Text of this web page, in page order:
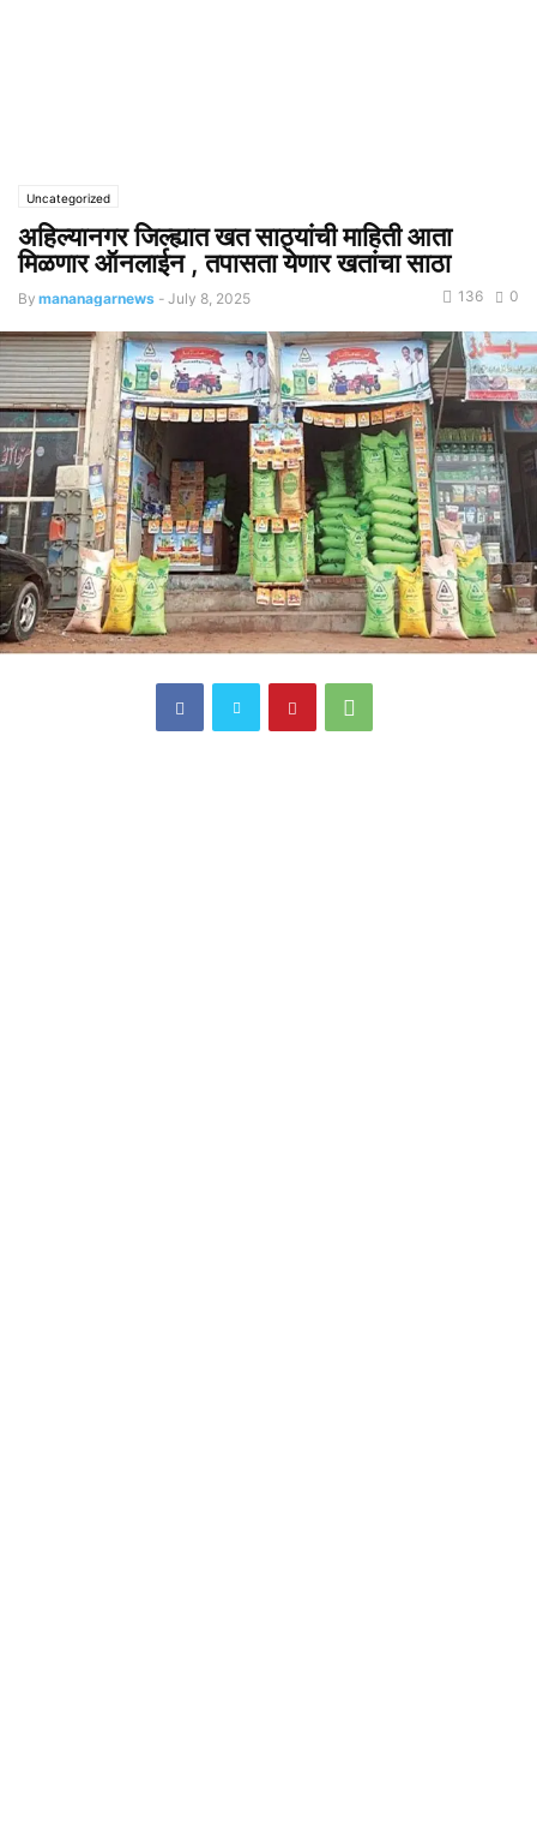
Uncategorized
अहिल्यानगर जिल्ह्यात खत साठ्यांची माहिती आता
मिळणार ऑनलाईन , तपासता येणार खतांचा साठा
By mananagarnews - July 8, 2025 0
136